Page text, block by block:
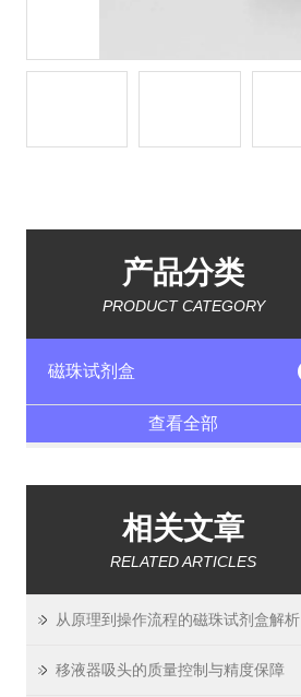
产品分类
PRODUCT CATEGORY
磁珠试剂盒
查看全部
相关文章
RELATED ARTICLES
从原理到操作流程的磁珠试剂盒解析
移液器吸头的质量控制与精度保障